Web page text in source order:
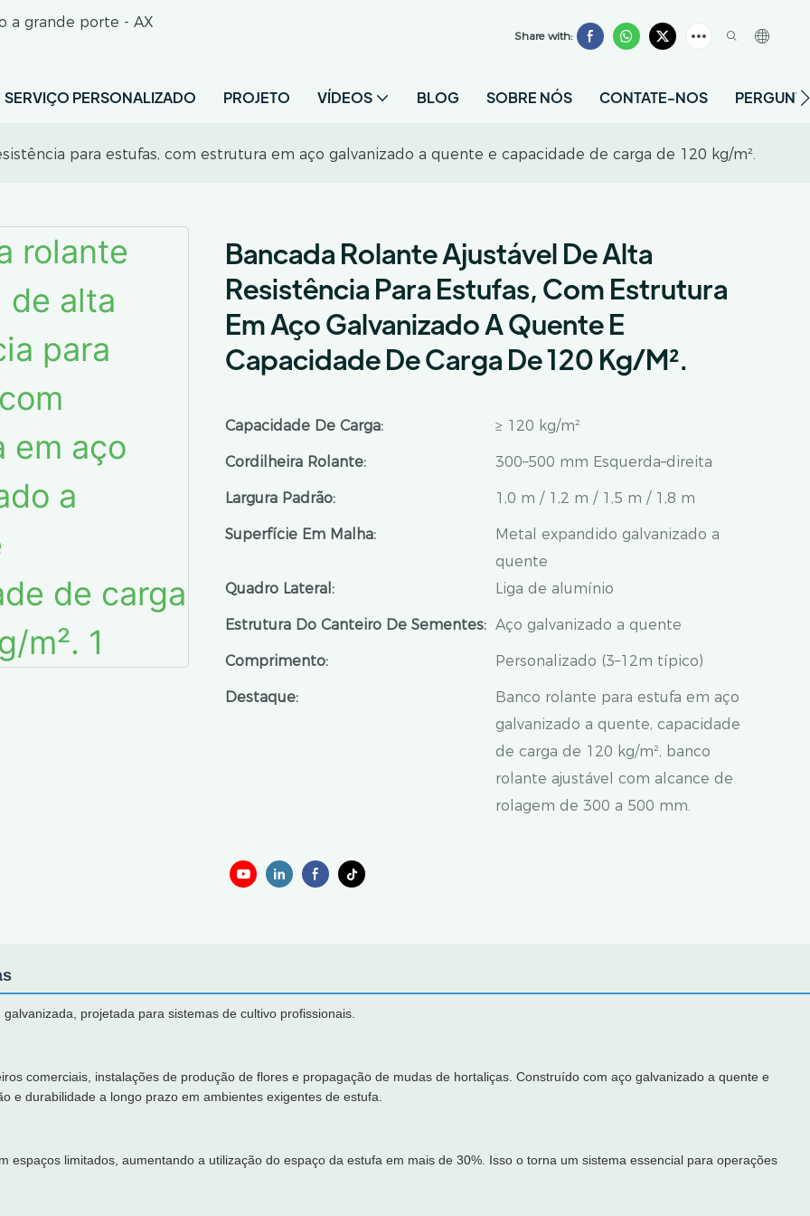
a grande porte - AX
Share with:
SERVIÇO PERSONALIZADO PROJETO VÍDEOS BLOG SOBRE NÓS CONTATE-NOS
para estufas, com estrutura em aço galvanizado a quente e capacidade de carga de 120 kg/m².
Bancada Rolante Ajustável De Alta
Resistência Para Estufas, Com Estrutura
Em Aço Galvanizado A Quente E
Capacidade De Carga De 120 Kg/m².
Capacidade De Carga: ≥ 120 kg/m²
Cordilheira Rolante: 300–500 mm Esquerda–direita
Largura Padrão: 1,0 m / 1,2 m / 1,5 m / 1,8 m
Superfície Em Malha:
Metal expandido galvanizado a
quente
Quadro Lateral:
Liga de alumínio
Estrutura Do Canteiro De Sementes: Aço galvanizado a quente
Comprimento: Personalizado (3–12m típico)
Destaque:
Banco rolante para estufa em aço
galvanizado a quente, capacidade
de carga de 120 kg/m², banco
rolante ajustável com alcance de
rolagem de 300 a 500 mm.
projetada para sistemas de cultivo profissionais.
comerciais, instalações de produção de flores e propagação de mudas de hortaliças. Construído com aço galvanizado a quente e
e durabilidade a longo prazo em ambientes exigentes de estufa.
limitados, aumentando a utilização do espaço da estufa em mais de 30%. Isso o torna um sistema essencial para operações